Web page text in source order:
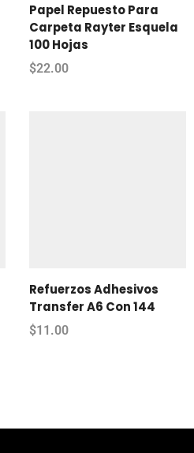
Papel Repuesto Para
Carpeta Rayter Esquela
100 Hojas
$22.00
Refuerzos Adhesivos
Transfer A6 Con 144
$11.00